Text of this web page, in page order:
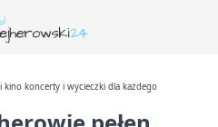
kino koncerty i wycieczki dla każdego